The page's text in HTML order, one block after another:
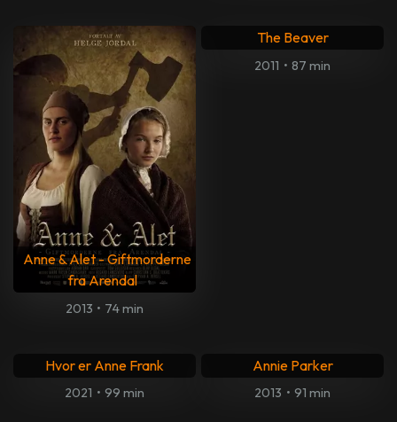
Anne & Alet - Giftmorderne
fra Arendal
2013 • 74 min
The Beaver
2011 • 87 min
Hvor er Anne Frank
2021 • 99 min
Annie Parker
2013 • 91 min